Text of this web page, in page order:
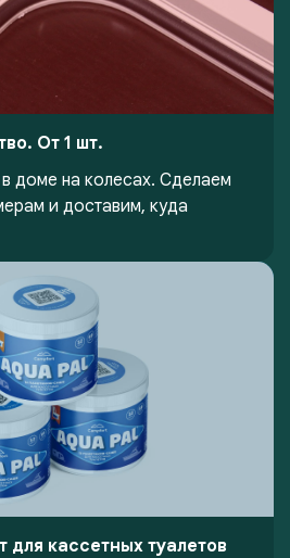
От 1 шт.
доме на колесах. Сделаем
и доставим, куда
для кассетных туалетов